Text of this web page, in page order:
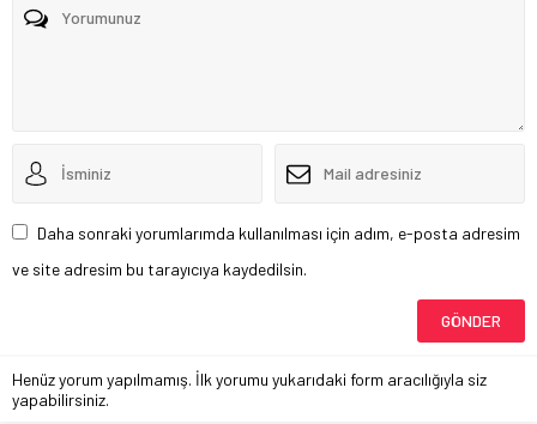
Daha sonraki yorumlarımda kullanılması için adım, e-posta adresim
ve site adresim bu tarayıcıya kaydedilsin.
Henüz yorum yapılmamış. İlk yorumu yukarıdaki form aracılığıyla siz
yapabilirsiniz.